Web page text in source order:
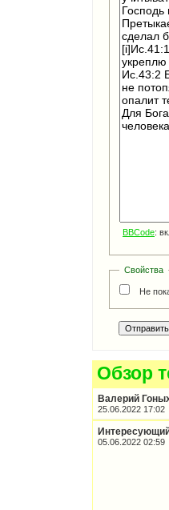
BBCode:
Свойства
Не
Обзор
Валерий
25.06.2022 17:02
05.06.2022 02:59